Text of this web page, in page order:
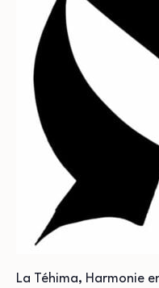
La Téhima, Harmonie